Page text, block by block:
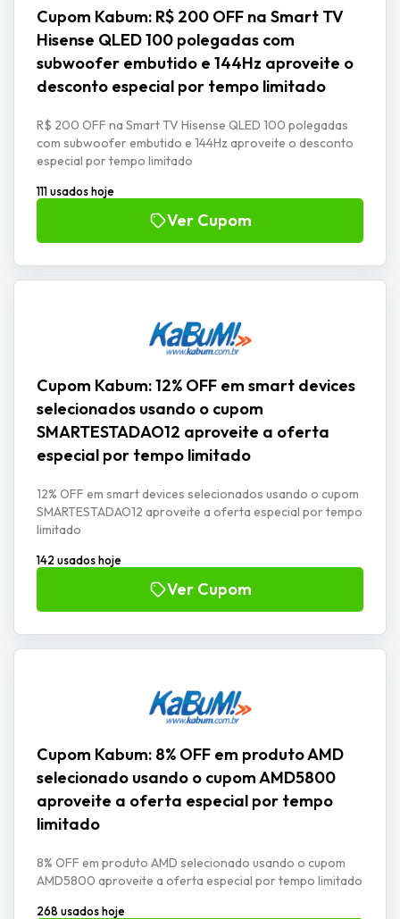
Cupom Kabum: R$ 200 OFF na Smart TV
Hisense QLED 100 polegadas com
subwoofer embutido e 144Hz aproveite o
desconto especial por tempo limitado
R$ 200 OFF na Smart TV Hisense QLED 100 polegadas
com subwoofer embutido e 144Hz aproveite o desconto
especial por tempo limitado
111 usados hoje
Ver Cupom
Cupom Kabum: 12% OFF em smart devices
selecionados usando o cupom
SMARTESTADAO12 aproveite a oferta
especial por tempo limitado
12% OFF em smart devices selecionados usando o cupom
SMARTESTADAO12 aproveite a oferta especial por tempo
limitado
142 usados hoje
Ver Cupom
Cupom Kabum: 8% OFF em produto AMD
selecionado usando o cupom AMD5800
aproveite a oferta especial por tempo
limitado
8% OFF em produto AMD selecionado usando o cupom
AMD5800 aproveite a oferta especial por tempo limitado
268 usados hoje